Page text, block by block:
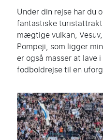
Under din rejse har du
fantastiske
mægtige vulkan,
Pompeji, som ligger
er også masser at lave
fodboldrejse til en